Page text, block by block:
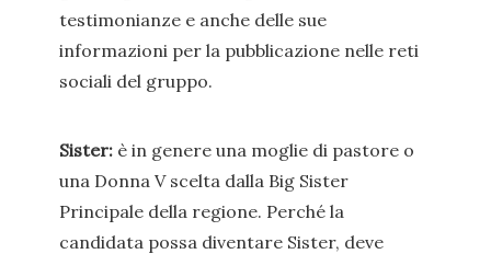
testimonianze e anche delle sue
informazioni per la pubblicazione nelle reti
sociali del gruppo.
Sister: è in genere una moglie di pastore o
una Donna V scelta dalla Big Sister
Principale della regione. Perché la
candidata possa diventare Sister, deve